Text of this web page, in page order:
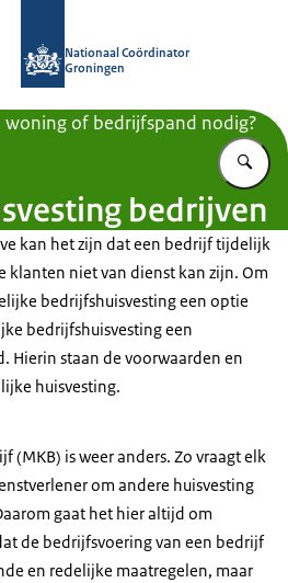
Nationaal Coördinator
Groningen
woning of bedrijfspand nodig?
bedrijven
kan het zijn dat een bedrijf tijdelijk
klanten niet van dienst kan zijn. Om
bedrijfshuisvesting een optie
bedrijfshuisvesting een
Hierin staan de voorwaarden en
huisvesting.
(MKB) is weer anders. Zo vraagt elk
om andere huisvesting
gaat het hier altijd om
de bedrijfsvoering van een bedrijf
en redelijke maatregelen, maar